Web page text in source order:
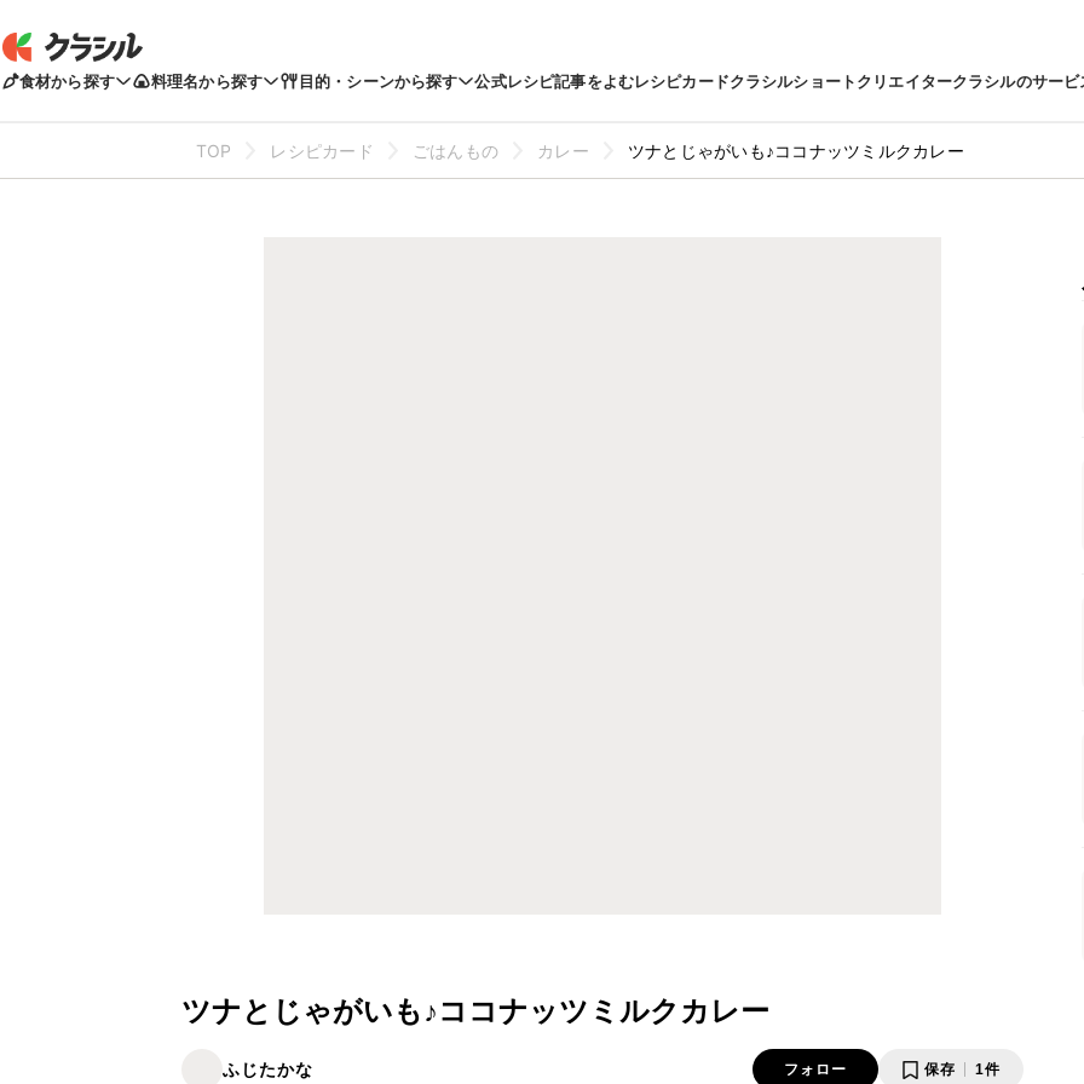
食材から探す 料理名から探す 目的・シーンから探す 公式レシピ記事をよむレシピカードクラシルショートクリエイタークラシルのサービ
TOP レシピカード ごはんもの カレー ツナとじゃがいも♪ココナッツミルクカレー
ツナとじゃがいも♪ココナッツミルクカレー
ふじたかな フォロー 保存 1件